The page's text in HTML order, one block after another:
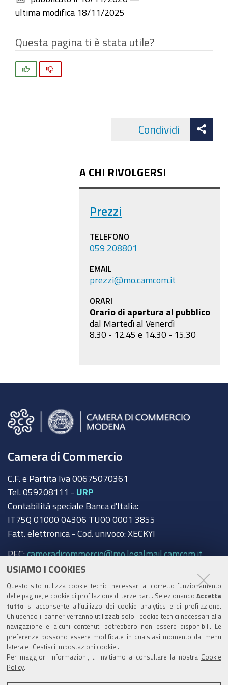
USIAMO I COOKIES
Questo sito utilizza cookie tecnici necessari al corretto funzionamento
delle pagine, e cookie di profilazione di terze parti. Selezionando Accetta
tutto si acconsente all’utilizzo dei cookie analytics e di profilazione.
Chiudendo il banner verranno utilizzati solo i cookie tecnici necessari alla
navigazione e alcuni contenuti potrebbero non essere disponibili. Le
preferenze possono essere modificate in qualsiasi momento dal menu
laterale "Gestisci impostazioni cookie".
Per maggiori informazioni, ti invitiamo a consultare la nostra Cookie
Policy
documento
ultima modifica 18/11/2025
Questa pagina ti è stata utile?
Condividi
A CHI RIVOLGERSI
Prezzi
TELEFONO
059 208801
EMAIL
prezzi@mo.camcom.it
ORARI
Orario di apertura al pubblico
dal Martedì al Venerdì
8.30 - 12.45 e 14.30 - 15.30
Camera di Commercio
C.F. e Partita Iva 00675070361
Tel. 059208111 - URP
Contabilità speciale Banca d'Italia:
IT75Q 01000 04306 TU00 0001 3855
Fatt. elettronica - Cod. univoco: XECKYI
PEC:cameradicommercio@mo.legalmail.camcom.it
Trasparenza
Amministrazione trasparente
Albo Camerale
Pubblicità Legale
Area riservata Amministratori